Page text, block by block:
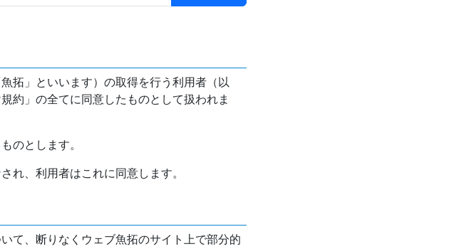
拓」といいます）の取得を行う利用者（以
約」の全てに同意したものとして扱われま
のとします。
れ、利用者はこれに同意します。
て、断りなくウェブ魚拓のサイト上で部分的